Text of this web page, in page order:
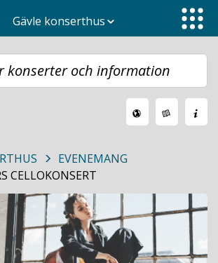
Gävle konserthus
Toggle
navigation
EVENEMANG
CELLOKONSERT